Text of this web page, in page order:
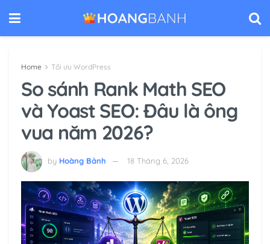
Home Tối ưu WordPress
So sánh Rank Math SEO
và Yoast SEO: Đâu là ông
vua năm 2026?
by Hoàng Bảnh 18 Tháng 6, 2026